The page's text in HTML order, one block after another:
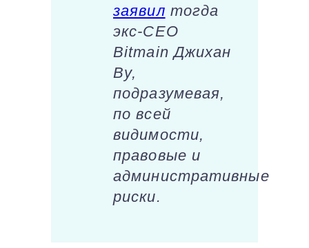
заявил тогда
экс-CEO
Bitmain Джихан
Ву,
подразумевая,
по всей
видимости,
правовые и
административные
риски.